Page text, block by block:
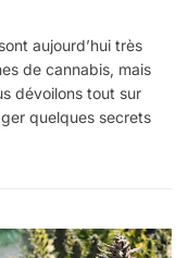
aujourd’hui très
de cannabis, mais
dévoilons tout sur
quelques secrets